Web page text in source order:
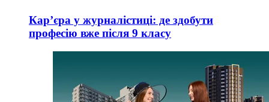
Кар’єра у журналістиці: де здобути
професію вже після 9 класу